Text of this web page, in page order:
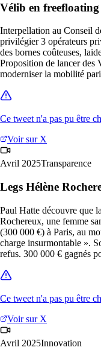
Vélib en
Interpellation au Conseil
privilégier 3 opérateurs
des bornes coûteuses,
Proposition de lancer des
moderniser la mobilité
Ce tweet n'a pas pu être
Voir sur X
Avril 2025Transparence
Legs Hélène
Paul Hatte découvre que
Rochereux, une femme
(300 000 €) à Paris, au
charge insurmontable ».
refus. 300 000 € gagnés
Ce tweet n'a pas pu être
Voir sur X
Avril 2025Innovation